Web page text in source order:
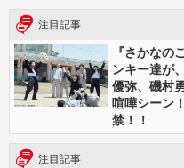
注目記事
『さかなの
ンキー達が
優弥、磯村
喧嘩シーン
禁！！
注目記事